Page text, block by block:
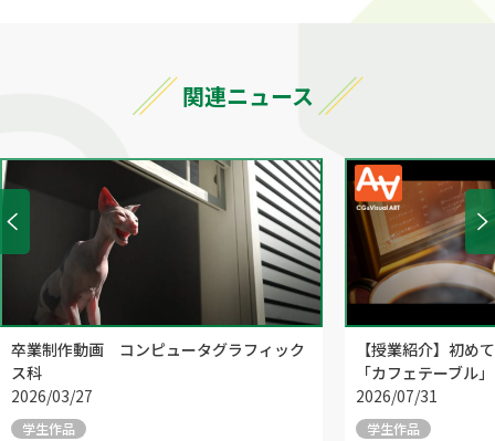
関連ニュース
卒業制作動画 コンピュータグラフィック
ス科
2026/03/27
学生作品
【授業紹介】初め
「カフェテーブル
2026/07/31
学生作品